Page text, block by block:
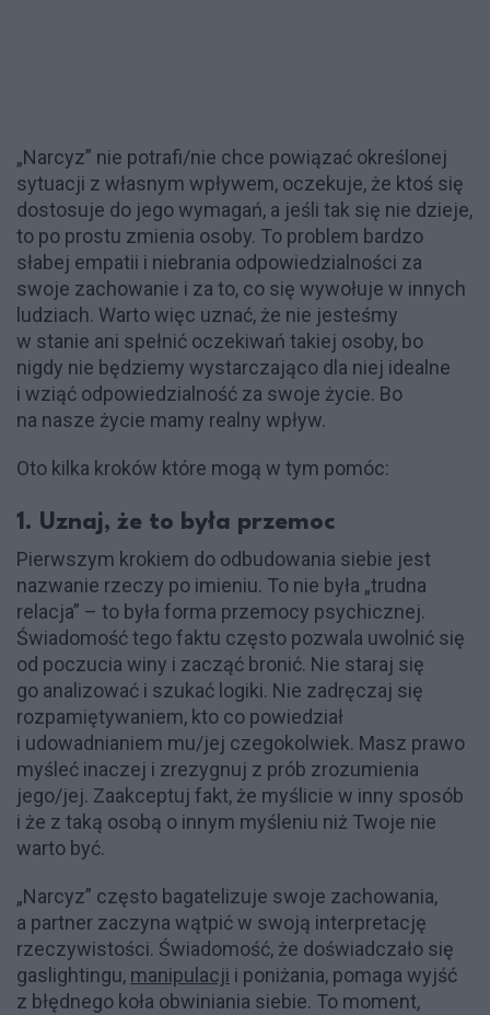
„Narcyz” nie potrafi/nie chce powiązać określonej
sytuacji z własnym wpływem, oczekuje, że ktoś się
dostosuje do jego wymagań, a jeśli tak się nie dzieje,
to po prostu zmienia osoby. To problem bardzo
słabej empatii i niebrania odpowiedzialności za
swoje zachowanie i za to, co się wywołuje w innych
ludziach. Warto więc uznać, że nie jesteśmy
w stanie ani spełnić oczekiwań takiej osoby, bo
nigdy nie będziemy wystarczająco dla niej idealne
i wziąć odpowiedzialność za swoje życie. Bo
na nasze życie mamy realny wpływ.
Oto kilka kroków które mogą w tym pomóc:
1. Uznaj, że to była przemoc
Pierwszym krokiem do odbudowania siebie jest
nazwanie rzeczy po imieniu. To nie była „trudna
relacja” – to była forma przemocy psychicznej.
Świadomość tego faktu często pozwala uwolnić się
od poczucia winy i zacząć bronić. Nie staraj się
go analizować i szukać logiki. Nie zadręczaj się
rozpamiętywaniem, kto co powiedział
i udowadnianiem mu/jej czegokolwiek. Masz prawo
myśleć inaczej i zrezygnuj z prób zrozumienia
jego/jej. Zaakceptuj fakt, że myślicie w inny sposób
i że z taką osobą o innym myśleniu niż Twoje nie
warto być.
„Narcyz” często bagatelizuje swoje zachowania,
a partner zaczyna wątpić w swoją interpretację
rzeczywistości. Świadomość, że doświadczało się
gaslightingu, manipulacji i poniżania, pomaga wyjść
z błędnego koła obwiniania siebie. To moment,